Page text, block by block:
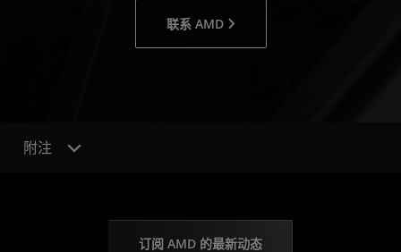
联系 AMD
附注
订阅 AMD 的最新动态